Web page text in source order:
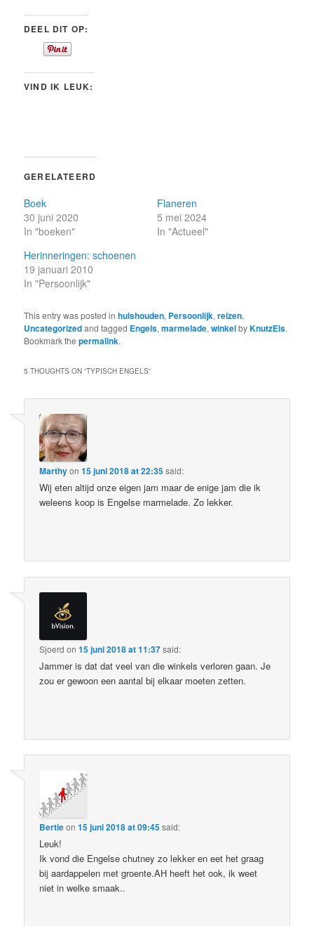
DEEL DIT OP:
VIND IK LEUK:
GERELATEERD
Boek
30 juni 2020
In "boeken"
Flaneren
5 mei 2024
In "Actueel"
Herinneringen: schoenen
19 januari 2010
In "Persoonlijk"
This entry was posted inhuishouden, Persoonlijk,reizen,
Uncategorizedand tagged Engels,marmelade,winkelbyKnutzEls.
Bookmark thepermalink.
5 THOUGHTS ON “TYPISCH ENGELS”
Marthyon15 juni 2018 at 22:35said:
Wij eten altijd onze eigen jam maar de enige jam die ik
weleens koop is Engelse marmelade. Zo lekker.
Sjoerd on15 juni 2018 at 11:37said:
Jammer is dat dat veel van die winkels verloren gaan. Je
zou er gewoon een aantal bij elkaar moeten zetten.
Bertieon15 juni 2018 at 09:45said:
Leuk!
Ik vond die Engelse chutney zo lekker en eet het graag
bij aardappelen met groente.AH heeft het ook, ik weet
niet in welke smaak..